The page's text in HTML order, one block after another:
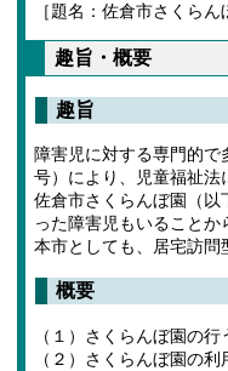
［題名：佐倉市さくら
趣旨・概要
趣旨
障害児に対する専門的
号）により、児童福祉法
佐倉市さくらんぼ園（以
った障害児もいること
本市としても、居宅訪問
概要
（１）さくらんぼ園の
（２）さくらんぼ園の